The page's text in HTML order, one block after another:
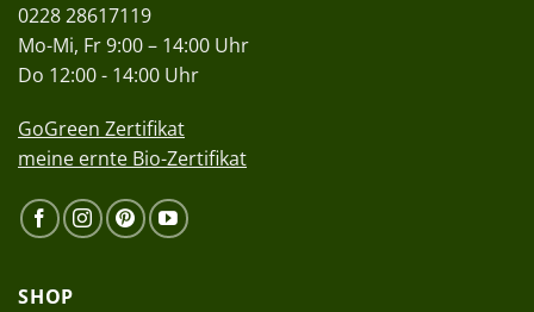
0228 28617119
Mo-Mi, Fr 9:00 – 14:00 Uhr
Do 12:00 - 14:00 Uhr
GoGreen Zertifikat
meine ernte Bio-Zertifikat
SHOP